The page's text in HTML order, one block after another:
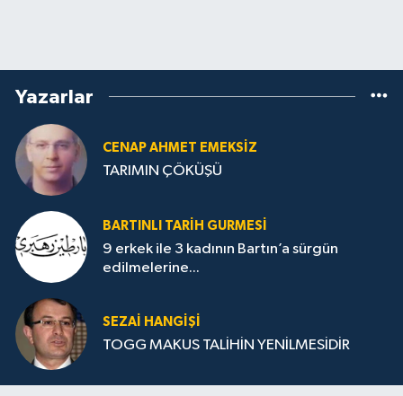
Yazarlar
CENAP AHMET EMEKSİZ
TARIMIN ÇÖKÜŞÜ
BARTINLI TARIH GURMESI
9 erkek ile 3 kadının Bartın’a sürgün
edilmelerine...
SEZAI HANGİŞİ
TOGG MAKUS TALİHİN YENİLMESİDİR